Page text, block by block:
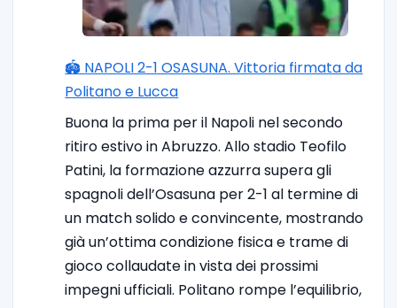
🏟️ NAPOLI 2-1 OSASUNA. Vittoria firmata da
Politano e Lucca
Buona la prima per il Napoli nel secondo
ritiro estivo in Abruzzo. Allo stadio Teofilo
Patini, la formazione azzurra supera gli
spagnoli dell’Osasuna per 2-1 al termine di
un match solido e convincente, mostrando
già un’ottima condizione fisica e trame di
gioco collaudate in vista dei prossimi
impegni ufficiali. Politano rompe l’equilibrio,